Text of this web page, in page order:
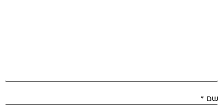
שם *